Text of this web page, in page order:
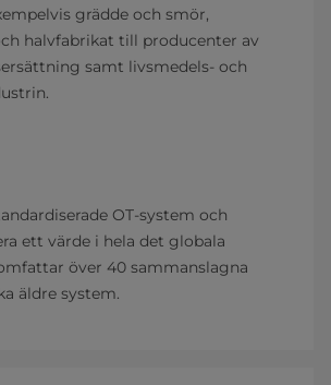
grädde och smör,
halvfabrikat till producenter av
samt livsmedels- och
OT-system och
ett värde i hela det globala
över 40 sammanslagna
äldre system.